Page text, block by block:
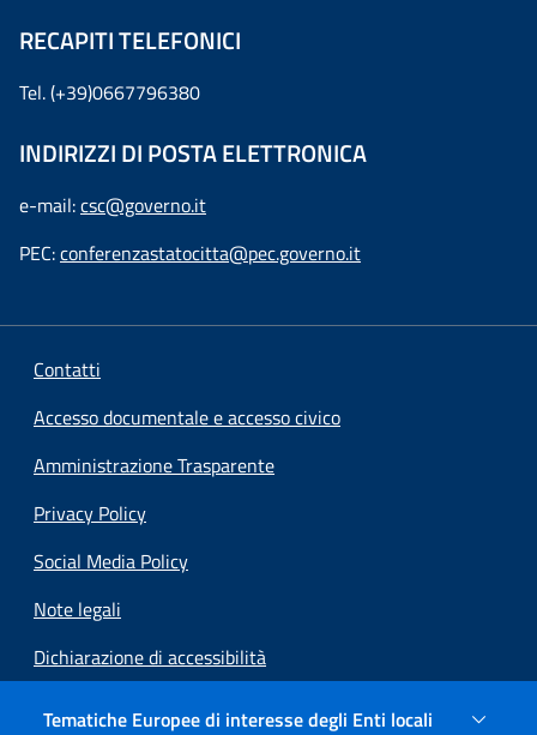
Tematiche Europee di interesse degli Enti locali
RECAPITI TELEFONICI
Tel. (+39)0667796380
INDIRIZZI DI POSTA ELETTRONICA
e-mail:csc@governo.it
PEC:conferenzastatocitta@pec.governo.it
Contatti
Accesso documentale e accesso civico
Amministrazione Trasparente
Privacy Policy
Social Media Policy
Note legali
Dichiarazione di accessibilità
Preferenze cookie